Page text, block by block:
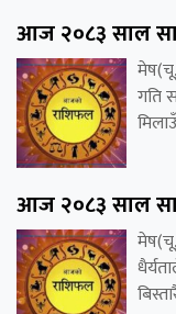
आज २०८३ साल
गति
आज २०८३ साल